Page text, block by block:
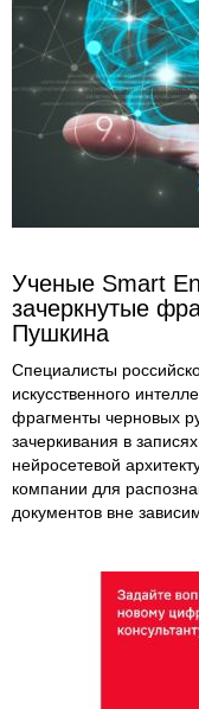
Ученые Smart
зачеркнутые
Пушкина
Специалисты
искусственного
фрагменты черновых
зачеркивания в
нейросетевой
компании для
документов вне